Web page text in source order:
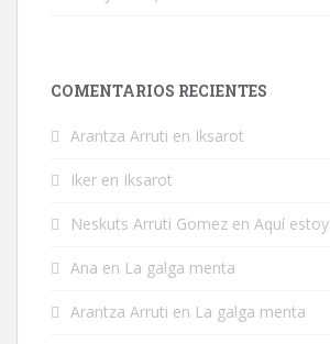
COMENTARIOS RECIENTES
Arantza Arruti en Iksarot
Iker en Iksarot
Neskuts Arruti Gomez en Aquí estoy
Ana en La galga menta
Arantza Arruti en La galga menta